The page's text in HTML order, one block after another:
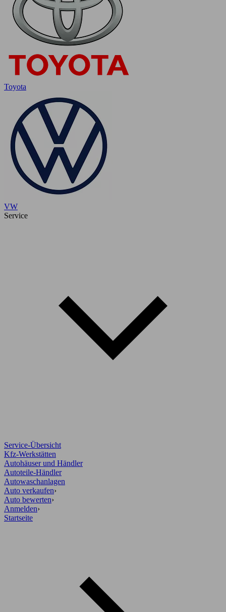
Toyota
VW
Service
Service-Übersicht
Kfz-Werkstätten
Autohäuser und Händler
Autoteile-Händler
Autowaschanlagen
Auto verkaufen›
Auto bewerten›
Anmelden›
Startseite